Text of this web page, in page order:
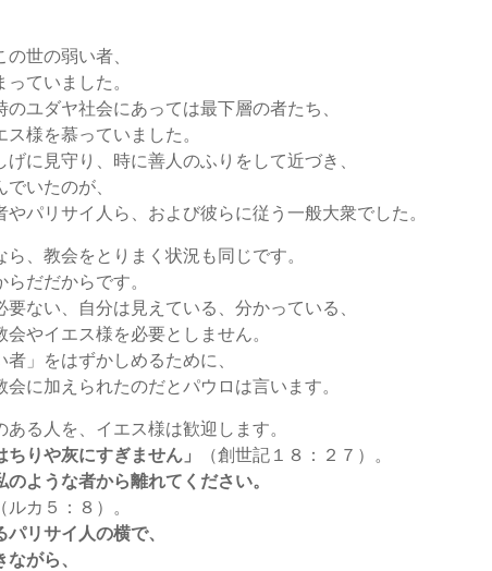
世の弱い者、
ていました。
ユダヤ社会にあっては最下層の者たち、
様を慕っていました。
に見守り、時に善人のふりをして近づき、
いたのが、
パリサイ人ら、および彼らに従う一般大衆でした。
、教会をとりまく状況も同じです。
だだからです。
ない、自分は見えている、分かっている、
やイエス様を必要としません。
」をはずかしめるために、
に加えられたのだとパウロは言います。
る人を、イエス様は歓迎します。
りや灰にすぎません」
（創世記１８：２７）。
ような者から離れてください。
（ルカ５：８）。
リサイ人の横で、
がら、